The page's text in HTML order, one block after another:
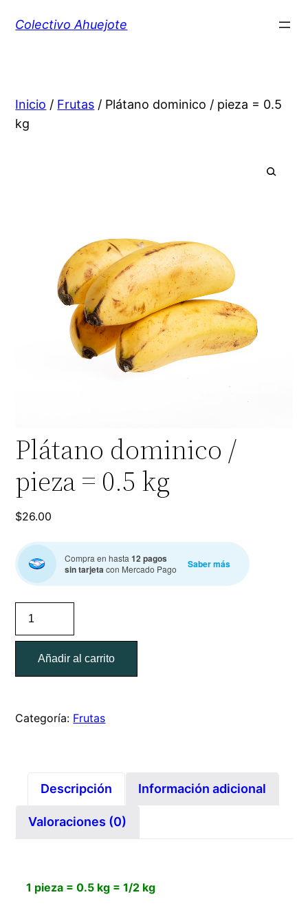
Colectivo Ahuejote
Inicio / Frutas / Plátano dominico / pieza = 0.5
kg
Plátano dominico /
pieza = 0.5 kg
$26.00
Compra en hasta 12 pagos
sin tarjetacon Mercado Pago Saber más
dominico
/
pieza
=
kg
Añadir al carrito
Categoría: Frutas
Descripción Información adicional
Valoraciones (0)
1 pieza = 0.5 kg = 1/2 kg